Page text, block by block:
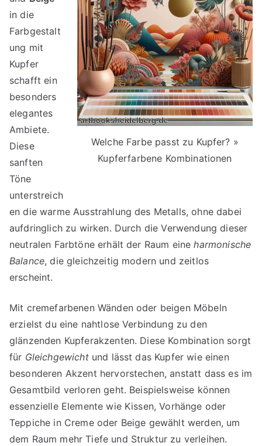
Welche Farbe passt zu Kupfer? »
Kupferfarbene Kombinationen
in die
Farbgestalt
ung mit
Kupfer
schafft ein
besonders
elegantes
Ambiete.
Diese
sanften
Töne
unterstreich
en die warme Ausstrahlung des Metalls, ohne dabei
aufdringlich zu wirken. Durch die Verwendung dieser
neutralen Farbtöne erhält der Raum eineharmonische
Balance, die gleichzeitig modern und zeitlos
erscheint.
Mit cremefarbenen Wänden oder beigen Möbeln
erzielst du eine nahtlose Verbindung zu den
glänzenden Kupferakzenten. Diese Kombination sorgt
für Gleichgewichtund lässt das Kupfer wie einen
besonderen Akzent hervorstechen, anstatt dass es im
Gesamtbild verloren geht. Beispielsweise können
essenzielle Elemente wie Kissen, Vorhänge oder
Teppiche in Creme oder Beige gewählt werden, um
dem Raum mehr Tiefe und Struktur zu verleihen.